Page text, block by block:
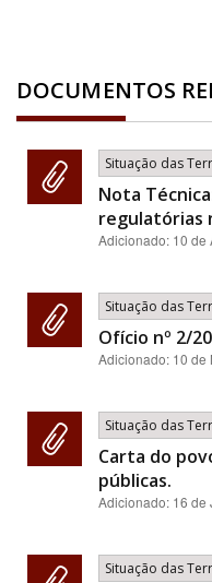
DOCUMENTOS
Situação das
Nota
regulatórias
Adicionado: 10 de
Situação das
Ofício nº 2/
Adicionado: 10 de
Situação das
Carta do
públicas.
Adicionado: 16 de
Situação das